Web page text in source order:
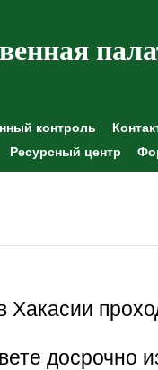
контроль
Ресурсный центр
Хакасии
досрочно